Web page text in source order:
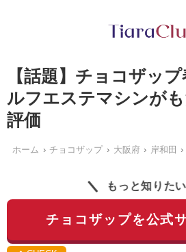
【話題】チョコザッ
ルフエステマシンが
評価
ホーム チョコザップ 大阪府 岸和田
もっと知りたい
チョコザップを公式